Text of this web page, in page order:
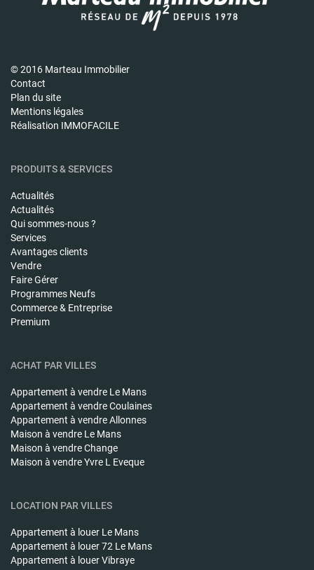
© 2016 Marteau Immobilier
Contact
Plan du site
Mentions légales
Réalisation IMMOFACILE
PRODUITS & SERVICES
Actualités
Actualités
Qui sommes-nous ?
Services
Avantages clients
Vendre
Faire Gérer
Programmes Neufs
Commerce & Entreprise
Premium
ACHAT PAR VILLES
Appartement à vendre Le Mans
Appartement à vendreCoulaines
Appartement à vendreAllonnes
Maison à vendre Le Mans
Maison à vendreChange
Maison à vendreYvre L Eveque
LOCATION PAR VILLES
Appartement à louer Le Mans
Appartement à louer72 Le Mans
Appartement à louerVibraye